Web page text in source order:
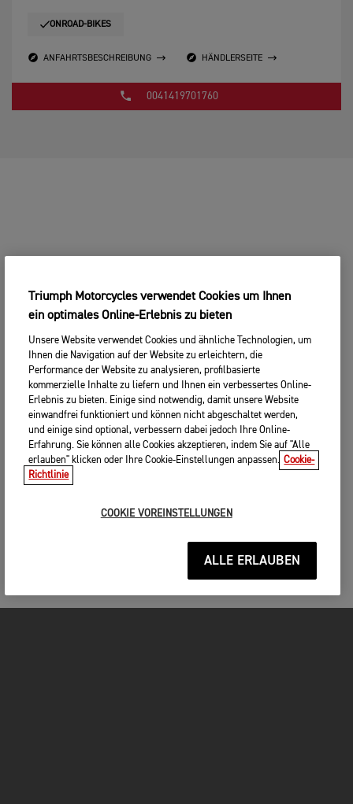
ONROAD-BIKES
ANFAHRTSBESCHREIBUNG HÄNDLERSEITE
0041419701760
Triumph Motorcycles verwendet Cookies um Ihnen
ein optimales Online-Erlebnis zu bieten
Unsere Website verwendet Cookies und ähnliche Technologien, um
Ihnen die Navigation auf der Website zu erleichtern, die
Performance der Website zu analysieren, profilbasierte
kommerzielle Inhalte zu liefern und Ihnen ein verbessertes Online-
Erlebnis zu bieten. Einige sind notwendig, damit unsere Website
einwandfrei funktioniert und können nicht abgeschaltet werden,
und einige sind optional, verbessern dabei jedoch Ihre Online-
Erfahrung. Sie können alle Cookies akzeptieren, indem Sie auf "Alle
erlauben" klicken oder Ihre Cookie-Einstellungen anpassen. Cookie-
Richtlinie
COOKIE VOREINSTELLUNGEN
ALLE ERLAUBEN